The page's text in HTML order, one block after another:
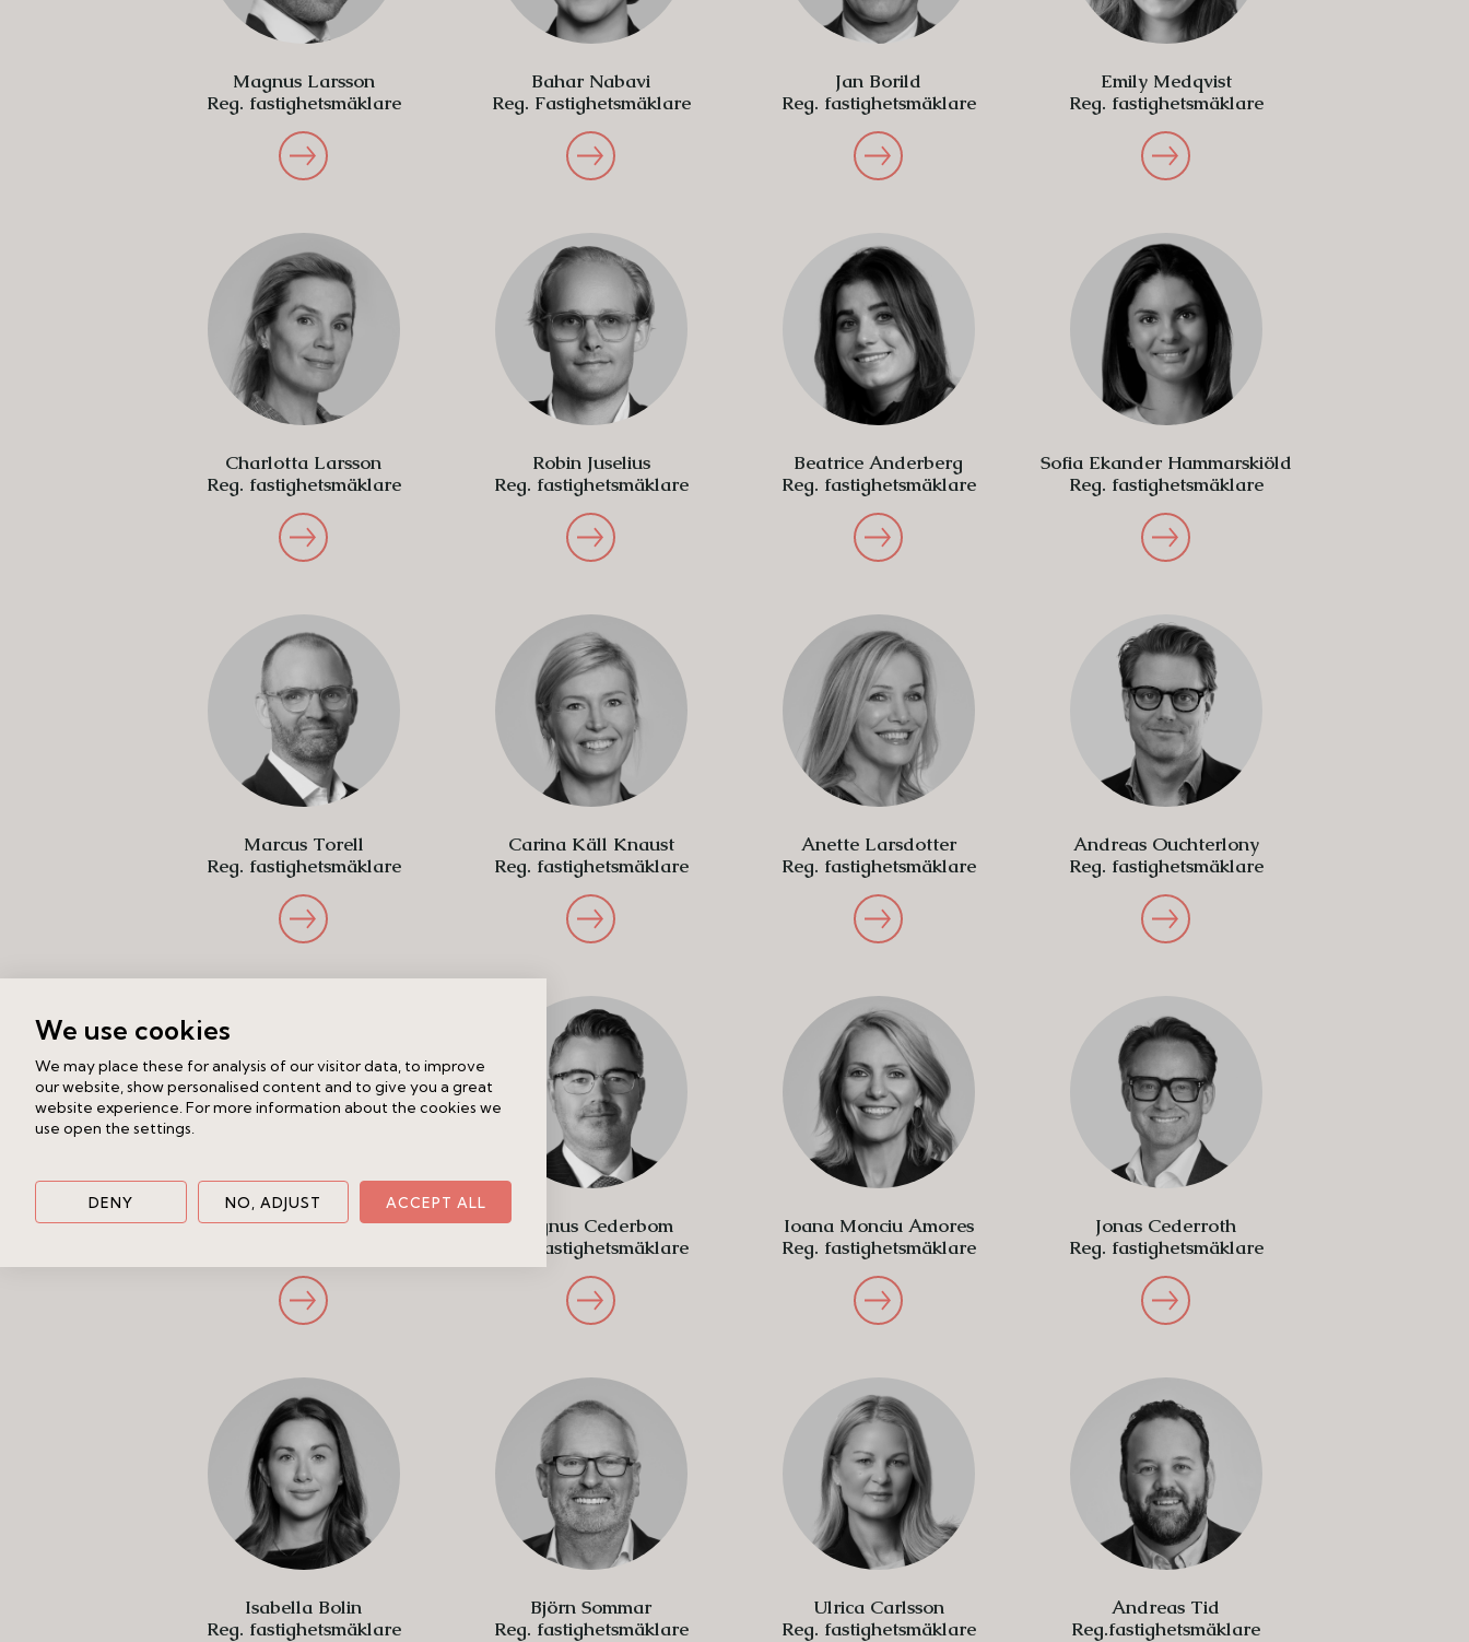
Magnus Larsson
Reg. fastighetsmäklare
Bahar Nabavi
Reg. Fastighetsmäklare
Jan Borild
Reg. fastighetsmäklare
Emily Medqvist
Reg. fastighetsmäklare
Charlotta Larsson
Reg. fastighetsmäklare
Robin Juselius
Reg. fastighetsmäklare
Beatrice Anderberg
Reg. fastighetsmäklare
Sofia Ekander Hammarskiöld
Reg. fastighetsmäklare
Marcus Torell
Reg. fastighetsmäklare
Carina Käll Knaust
Reg. fastighetsmäklare
Anette Larsdotter
Reg. fastighetsmäklare
Andreas Ouchterlony
Reg. fastighetsmäklare
Karolina Miramadi
Magnus Cederbom
Reg. fastighetsmäklare
Ioana Monciu Amores
Reg. fastighetsmäklare
Jonas Cederroth
Reg. fastighetsmäklare
Isabella Bolin
Reg. fastighetsmäklare
Björn Sommar
Reg. fastighetsmäklare
Ulrica Carlsson
Reg. fastighetsmäklare
Andreas Tid
Reg.fastighetsmäklare
We use cookies
We may place these for analysis of our visitor data, to improve
our website, show personalised content and to give you a great
website experience. For more information about the cookies we
use open the settings.
DENY NO, ADJUST ACCEPT ALL